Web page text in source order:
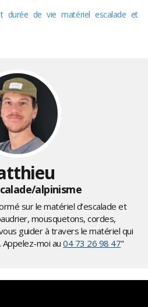
durée de vie matériel escalade et
alpinisme
sur le matériel d’escalade et
mousquetons, cordes,
guider à travers le matériel qui
Appelez-moi au04 73 26 98 47"